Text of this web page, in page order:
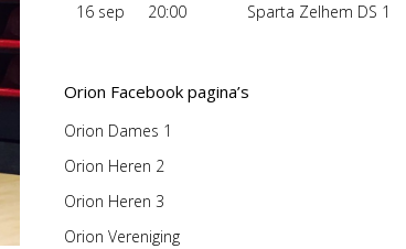
16 sep
20:00 Sparta Zelhem DS 1
Orion Facebook pagina’s
Orion Dames 1
Orion Heren 2
Orion Heren 3
Orion Vereniging